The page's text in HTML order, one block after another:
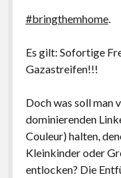
#bringthemhome.
Es gilt: Sofortige
Gazastreifen!!!
Doch was soll man
dominierenden
Couleur) halten,
Kleinkinder oder
entlocken? Die